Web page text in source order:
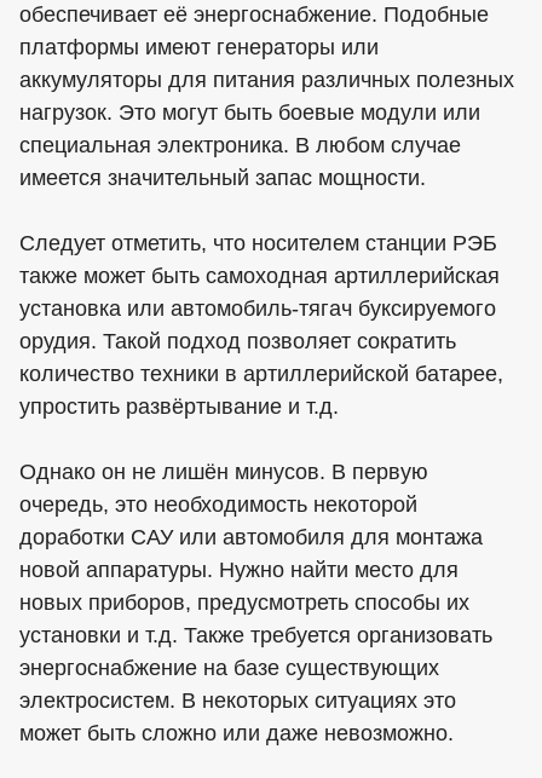
обеспечивает её энергоснабжение. Подобные
платформы имеют генераторы или
аккумуляторы для питания различных полезных
нагрузок. Это могут быть боевые модули или
специальная электроника. В любом случае
имеется значительный запас мощности.
Следует отметить, что носителем станции РЭБ
также может быть самоходная артиллерийская
установка или автомобиль-тягач буксируемого
орудия. Такой подход позволяет сократить
количество техники в артиллерийской батарее,
упростить развёртывание и т.д.
Однако он не лишён минусов. В первую
очередь, это необходимость некоторой
доработки САУ или автомобиля для монтажа
новой аппаратуры. Нужно найти место для
новых приборов, предусмотреть способы их
установки и т.д. Также требуется организовать
энергоснабжение на базе существующих
электросистем. В некоторых ситуациях это
может быть сложно или даже невозможно.